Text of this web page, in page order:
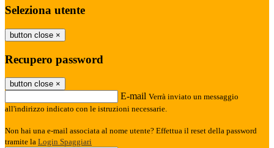
Seleziona utente
button close ×
Recupero password
button close ×
E-mail Verrà inviato un messaggio
all'indirizzo indicato con le istruzioni necessarie.
Non hai una e-mail associata al nome utente? Effettua il reset della password
tramite la Login Spaggiari